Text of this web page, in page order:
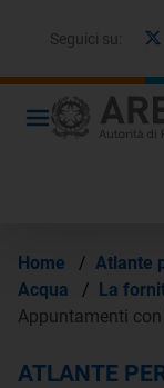
Seguici su:
Home / Atlante
Acqua
/ La
Appuntamenti
ATLANTE